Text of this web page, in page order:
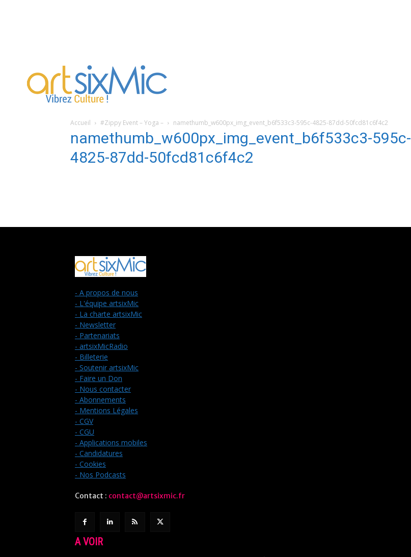
artsixMic
Accueil #Zippy Event – Yoga – namethumb_w600px_img_event_b6f533c3-595c-4825-87dd-50fcd81c6f4c2
namethumb_w600px_img_event_b6f533c3-595c-
4825-87dd-50fcd81c6f4c2
- A propos de nous
- L'équipe artsixMic
- La charte artsixMic
- Newsletter
- Partenariats
- artsixMicRadio
- Billeterie
- Soutenir artsixMic
- Faire un Don
- Nous contacter
- Abonnements
- Mentions Légales
- CGV
- CGU
- Applications mobiles
- Candidatures
- Cookies
- Nos Podcasts
Contact : contact@artsixmic.fr
A VOIR